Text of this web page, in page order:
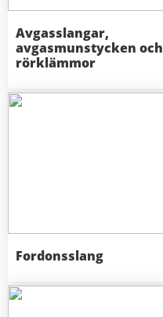
Avgasslangar,
avgasmunstycken och
rörklämmor
Fordonsslang